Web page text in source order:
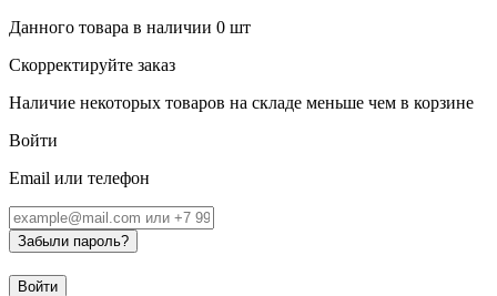
Данного товара в наличии 0 шт
Скорректируйте заказ
Наличие некоторых товаров на складе меньше чем в корзине
Войти
Email или телефон
Забыли пароль?
Войти